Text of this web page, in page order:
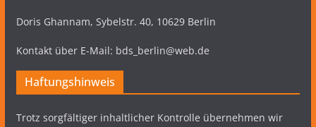
Doris Ghannam, Sybelstr. 40, 10629 Berlin
Kontakt über E-Mail: bds_berlin@web.de
Haftungshinweis
Trotz sorgfältiger inhaltlicher Kontrolle übernehmen wir